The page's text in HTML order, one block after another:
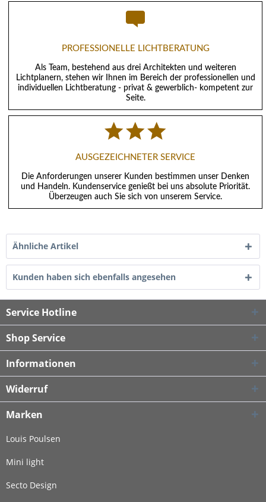
PROFESSIONELLE LICHTBERATUNG
Als Team, bestehend aus drei Architekten und weiteren
Lichtplanern, stehen wir Ihnen im Bereich der professionellen und
individuellen Lichtberatung - privat & gewerblich- kompetent zur
Seite.
AUSGEZEICHNETER SERVICE
Die Anforderungen unserer Kunden bestimmen unser Denken
und Handeln. Kundenservice genießt bei uns absolute Priorität.
Überzeugen auch Sie sich von unserem Service.
Ähnliche Artikel
Kunden haben sich ebenfalls angesehen
Service Hotline
Shop Service
Informationen
Widerruf
Marken
Louis Poulsen
Mini light
Secto Design